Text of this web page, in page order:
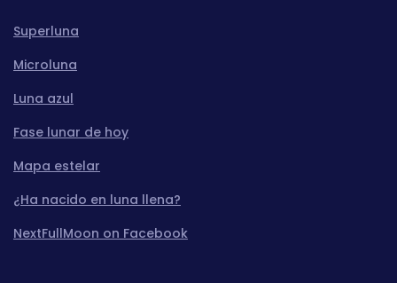
Superluna
Microluna
Luna azul
Fase lunar de hoy
Mapa estelar
¿Ha nacido en luna llena?
NextFullMoon on Facebook